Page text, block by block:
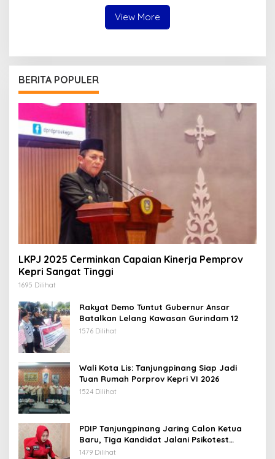
View More
BERITA POPULER
LKPJ 2025 Cerminkan Capaian Kinerja Pemprov
Kepri Sangat Tinggi
1695 Dilihat
Rakyat Demo Tuntut Gubernur Ansar
Batalkan Lelang Kawasan Gurindam 12
1576 Dilihat
Wali Kota Lis: Tanjungpinang Siap Jadi
Tuan Rumah Porprov Kepri VI 2026
1524 Dilihat
PDIP Tanjungpinang Jaring Calon Ketua
Baru, Tiga Kandidat Jalani Psikotest
Daring
1479 Dilihat